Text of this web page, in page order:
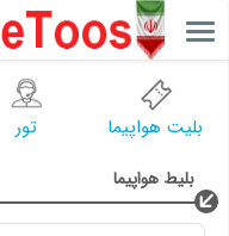
بلیت هواپیما تور
بلیط هواپیما